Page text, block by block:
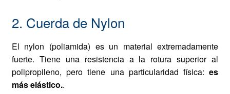
2. Cuerda de Nylon
El nylon (poliamida) es un material extremadamente
fuerte. Tiene una resistencia a la rotura superior al
polipropileno, pero tiene una particularidad física:es
más elástico..